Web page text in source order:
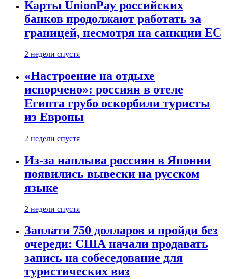
Карты UnionPay российских
банков продолжают работать за
границей, несмотря на санкции ЕС
2 недели спустя
«Настроение на отдыхе
испорчено»: россиян в отеле
Египта грубо оскорбили туристы
из Европы
2 недели спустя
Из-за наплыва россиян в Японии
появились вывески на русском
языке
2 недели спустя
Заплати 750 долларов и пройди без
очереди: США начали продавать
запись на собеседование для
туристических виз